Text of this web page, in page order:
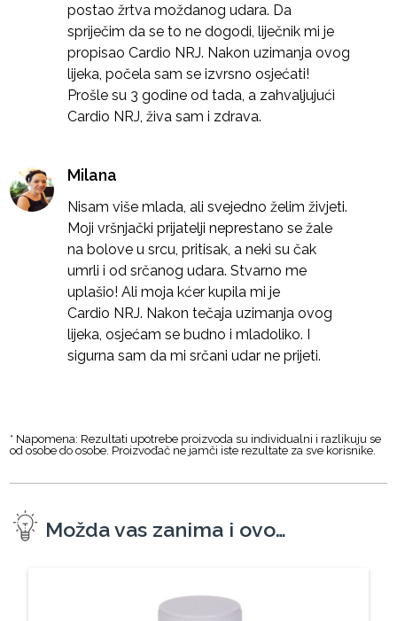
postao žrtva moždanog udara. Da
spriječim da se to ne dogodi, liječnik mi je
propisao Cardio NRJ. Nakon uzimanja ovog
lijeka, počela sam se izvrsno osjećati!
Prošle su 3 godine od tada, a zahvaljujući
Cardio NRJ, živa sam i zdrava.
Milana
Nisam više mlada, ali svejedno želim živjeti.
Moji vršnjački prijatelji neprestano se žale
na bolove u srcu, pritisak, a neki su čak
umrli i od srčanog udara. Stvarno me
uplašio! Ali moja kćer kupila mi je
Cardio NRJ. Nakon tečaja uzimanja ovog
lijeka, osjećam se budno i mladoliko. I
sigurna sam da mi srčani udar ne prijeti.
* Napomena: Rezultati upotrebe proizvoda su individualni i razlikuju se
od osobe do osobe. Proizvođač ne jamči iste rezultate za sve korisnike.
Možda vas zanima i ovo…